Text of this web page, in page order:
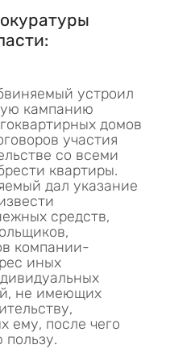
устроил
кампанию
домов
участия
со всеми
квартиры.
дал указание
средств,
компании-
иных
не имеющих
ему, после чего
пользу.